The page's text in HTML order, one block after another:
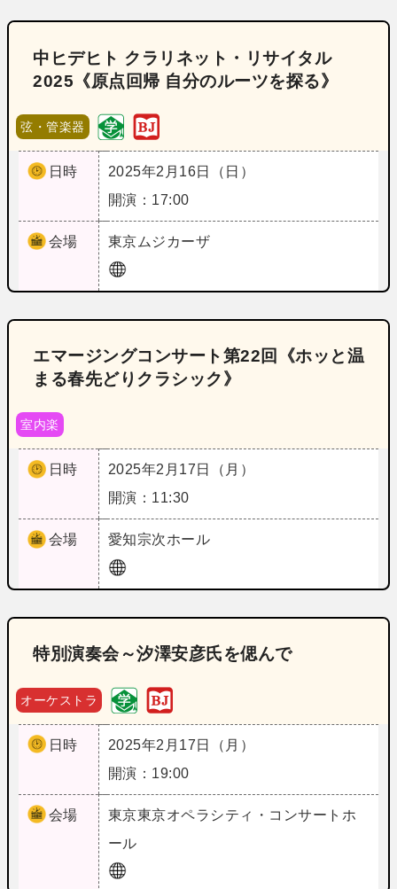
中ヒデヒト クラリネット・リサイタル
2025《原点回帰 自分のルーツを探る》
弦・管楽器
日時
2025年2月16日（日）
開演：17:00
会場 東京 ムジカーザ
エマージングコンサート第22回《ホッと温
まる春先どりクラシック》
室内楽
日時
2025年2月17日（月）
開演：11:30
会場 愛知宗次ホール
特別演奏会～汐澤安彦氏を偲んで
オーケストラ
日時
2025年2月17日（月）
開演：19:00
会場 東京東京オペラシティ・コンサートホ
ール